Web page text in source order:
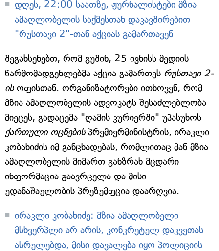
დღეს, 22:00 საათზე, ჟურნალისტები მზია
ამაღლობელის საქმესთან დაკავშირებით
"რუსთავი 2"-თან აქციას გამართავენ
შეგახსენებთ, რომ გუშინ, 25 ივნისს მედიის
წარმომადგენლებმა აქცია გამართეს რუსთავი 2-
ისოფისთან. ორგანიზატორები ითხოვენ, რომ
მზია ამაღლობელის ადვოკატს შესაძლებლობა
მიეცეს, გადაცემა "ღამის კურიერში" უპასუხოს
ქართული ოცნებისპრემიერმინისტრის, ირაკლი
კობახიძის იმ განცხადებას, რომლითაც მან მზია
ამაღლობელის მიმართ განზრახ მცდარი
ინფორმაცია გაავრცელა და მისი
უდანაშაულობის პრეზუმფცია დაარღვია.
ირაკლი კობახიძე: მზია ამაღლობელი
მსხვერპლი არ არის, კონკრეტულ დაკვეთას
ასრულებდა, მისი დავალება იყო პოლიციის